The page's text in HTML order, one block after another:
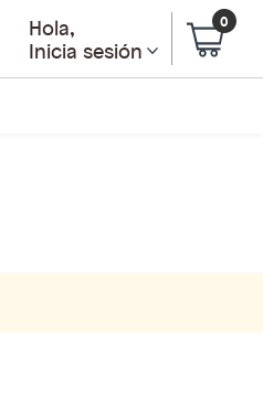
Hola,
Inicia sesión
0